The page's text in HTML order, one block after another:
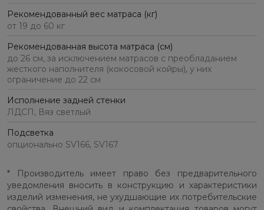
Рекомендованный вес матраса (кг)
от 19 до 60 кг
Рекомендованная высота матраса (см)
до 26 см, за исключением матрасов с преобладанием
жесткого наполнителя (кокосовой койры), у них
ограничение до 22 см
Исполнение задней стенки
ЛДСП, Вяз светлый
Подсветка
опционально SV166, SV167
* Производитель имеет право без предварительного
уведомления вносить в конструкцию и характеристики
изделий изменения, не ухудшающие их потребительские